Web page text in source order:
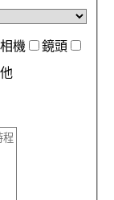
機
鏡頭